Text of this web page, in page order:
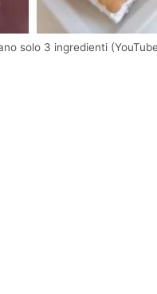
solo 3 ingredienti